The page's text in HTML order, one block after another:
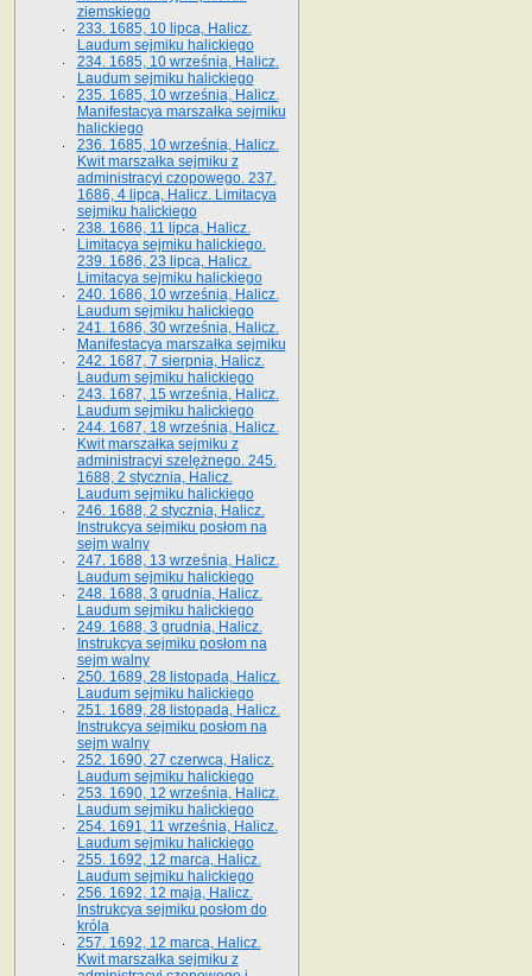
ziemskiego
233. 1685, 10 lipca, Halicz.
Laudum sejmiku halickiego
234. 1685, 10 września, Halicz.
Laudum sejmiku halickiego
235. 1685, 10 września, Halicz.
Manifestacya marszałka sejmiku
halickiego
236. 1685, 10 września, Halicz.
Kwit marszałka sejmiku z
administracyi czopowego. 237.
1686, 4 lipca, Halicz. Limitacya
sejmiku halickiego
238. 1686, 11 lipca, Halicz.
Limitacya sejmiku halickiego.
239. 1686, 23 lipca, Halicz.
Limitacya sejmiku halickiego
240. 1686, 10 września, Halicz.
Laudum sejmiku halickiego
241. 1686, 30 września, Halicz.
Manifestacya marszałka sejmiku
242. 1687, 7 sierpnia, Halicz.
Laudum sejmiku halickiego
243. 1687, 15 września, Halicz.
Laudum sejmiku halickiego
244. 1687, 18 września, Halicz.
Kwit marszałka sejmiku z
administracyi szelężnego. 245.
1688, 2 stycznia, Halicz.
Laudum sejmiku halickiego
246. 1688, 2 stycznia, Halicz.
Instrukcya sejmiku posłom na
sejm walny
247. 1688, 13 września, Halicz.
Laudum sejmiku halickiego
248. 1688, 3 grudnia, Halicz.
Laudum sejmiku halickiego
249. 1688, 3 grudnia, Halicz.
Instrukcya sejmiku posłom na
sejm walny
250. 1689, 28 listopada, Halicz.
Laudum sejmiku halickiego
251. 1689, 28 listopada, Halicz.
Instrukcya sejmiku posłom na
sejm walny
252. 1690, 27 czerwca, Halicz.
Laudum sejmiku halickiego
253. 1690, 12 września, Halicz.
Laudum sejmiku halickiego
254. 1691, 11 września, Halicz.
Laudum sejmiku halickiego
255. 1692, 12 marca, Halicz.
Laudum sejmiku halickiego
256. 1692, 12 maja, Halicz.
Instrukcya sejmiku posłom do
króla
257. 1692, 12 marca, Halicz.
Kwit marszałka sejmiku z